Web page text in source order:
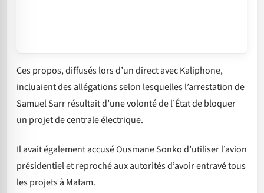
Ces propos, diffusés lors d’un direct avec Kaliphone,
incluaient des allégations selon lesquelles l’arrestation de
Samuel Sarr résultait d’une volonté de l’État de bloquer
un projet de centrale électrique.
Il avait également accusé Ousmane Sonko d’utiliser l’avion
présidentiel et reproché aux autorités d’avoir entravé tous
les projets à Matam.